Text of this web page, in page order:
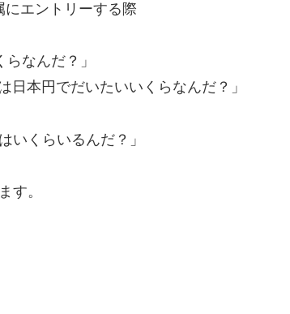
エントリーする際
らなんだ？」
日本円でだいたいいくらなんだ？」
いくらいるんだ？」
す。